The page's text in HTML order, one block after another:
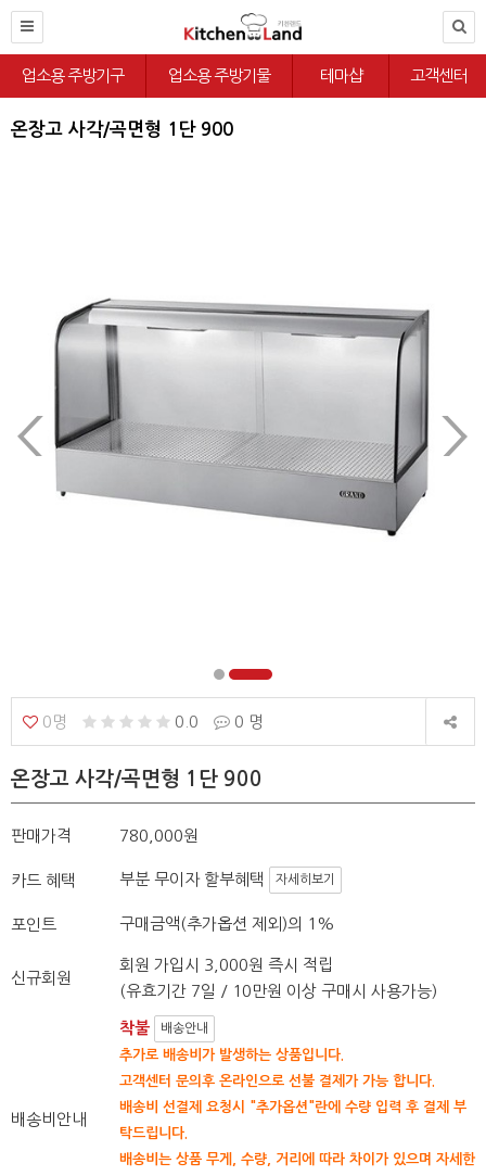
업소용 주방기구 업소용 주방기물 테마샵 고객센터
온장고 사각/곡면형 1단 900
0명 0.0 0 명
온장고 사각/곡면형 1단 900
판매가격 780,000원
카드 혜택 부분 무이자 할부혜택 자세히보기
포인트 구매금액(추가옵션 제외)의 1%
신규회원
회원 가입시 3,000원 즉시 적립
(유효기간 7일 / 10만원 이상 구매시 사용가능)
배송비안내
착불 배송안내
추가로 배송비가 발생하는 상품입니다.
고객센터 문의후 온라인으로 선불 결제가 가능 합니다.
배송비 선결제 요청시 "추가옵션"란에 수량 입력 후 결제 부
탁드립니다.
배송비는 상품 무게, 수량, 거리에 따라 차이가 있으며 자세한